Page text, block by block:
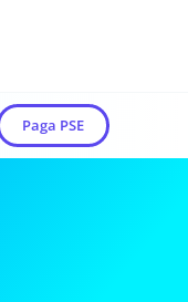
Paga PSE